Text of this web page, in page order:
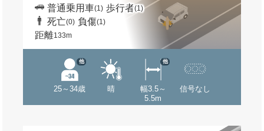
普通乗用車(1) 歩行者(1)
死亡(0) 負傷(1)
距離133m
25～34歳
他
晴
幅3.5～
5.5m
他
信号なし